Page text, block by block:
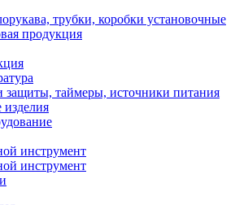
трубки, коробки установочные
продукция
защиты, таймеры, источники питания
изделия
инструмент
инструмент